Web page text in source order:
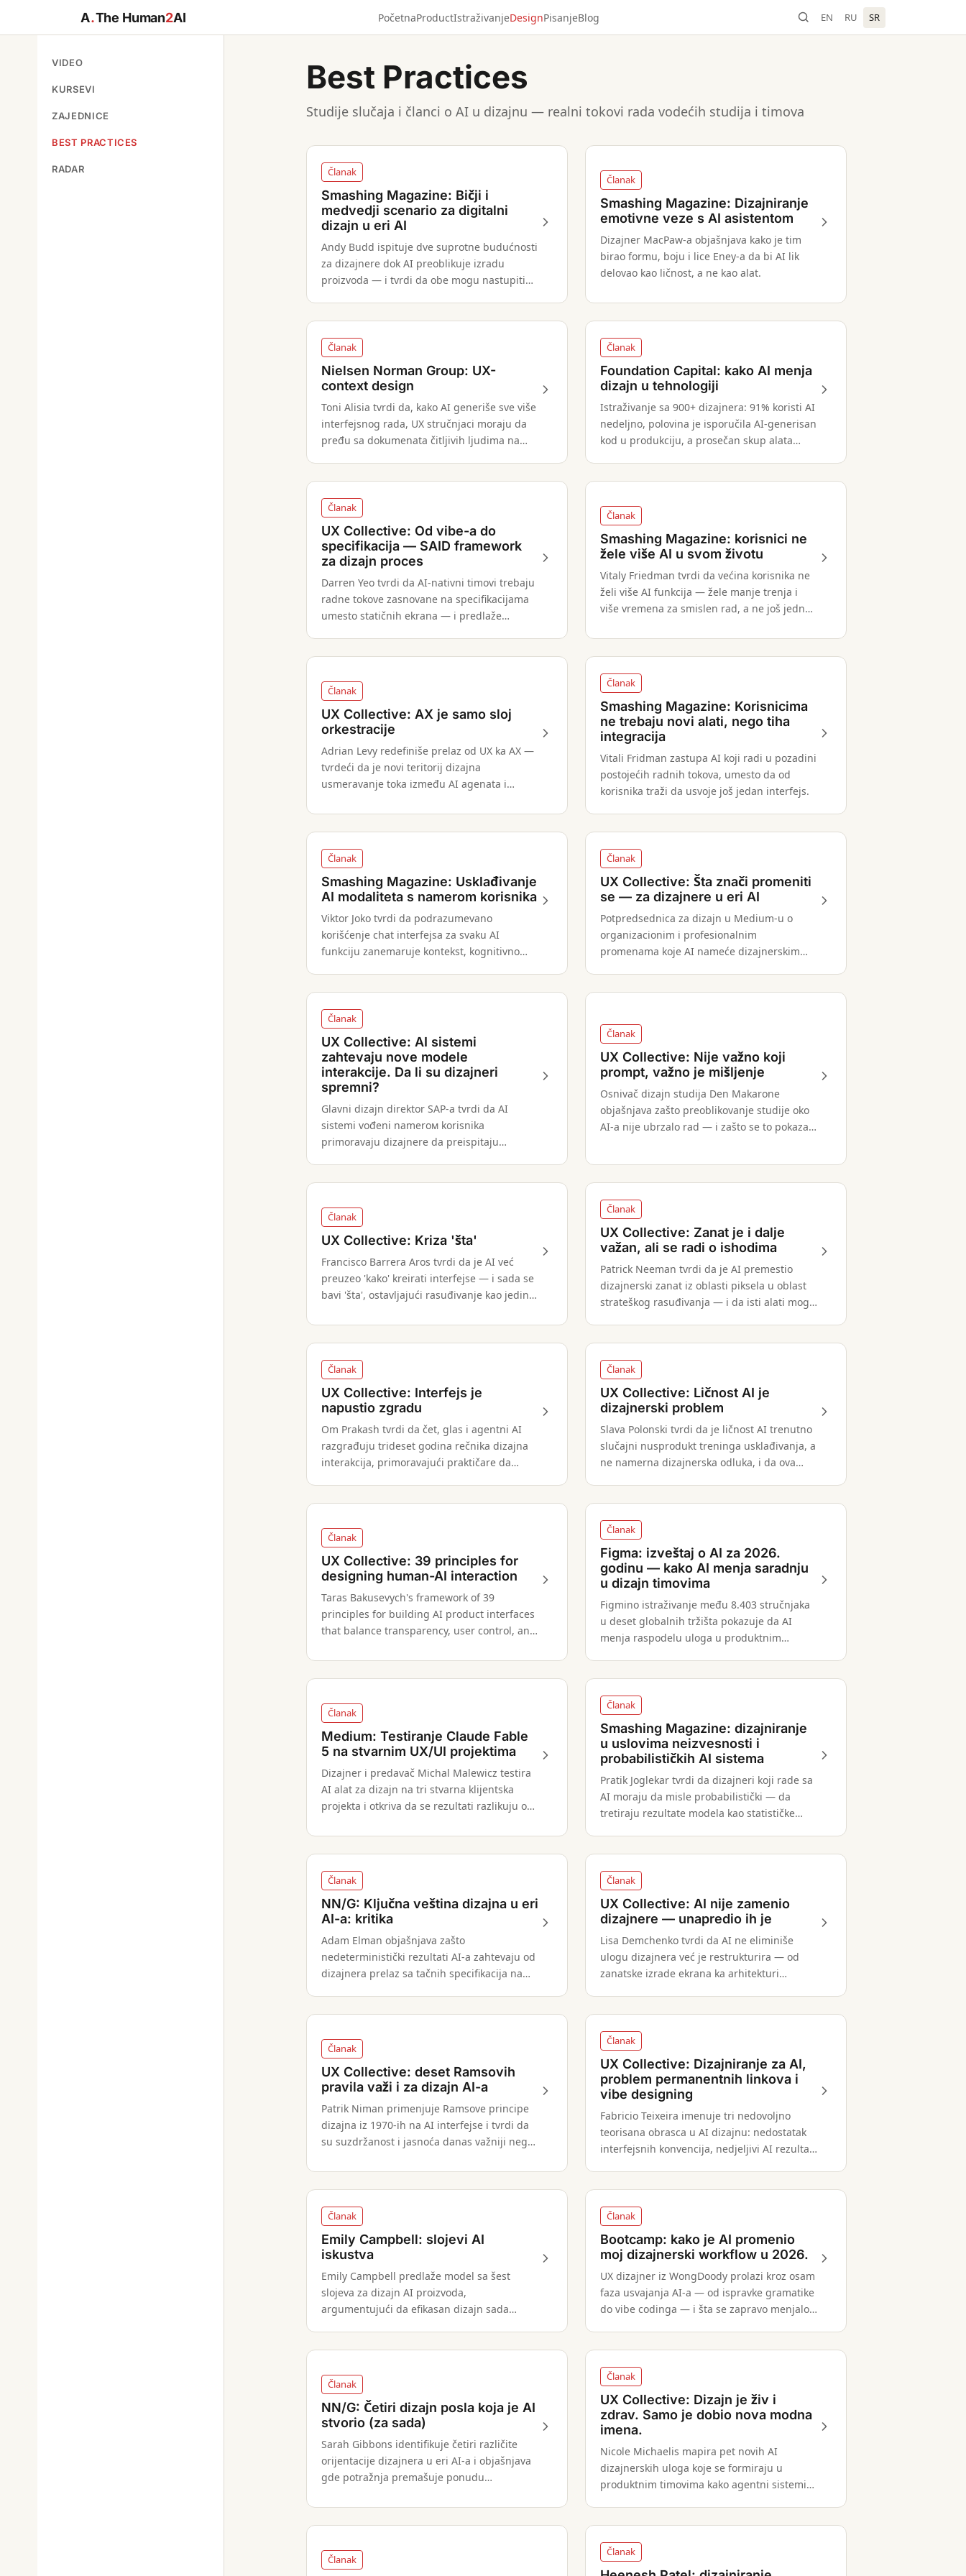
A.The Human2AI PočetnaProductIstraživanjeDesignPisanjeBlog EN RU SR
VIDEO
KURSEVI
ZAJEDNICE
BEST PRACTICES
RADAR
Best Practices
Studije slučaja i članci o AI u dizajnu — realni tokovi rada vodećih studija i timova
Članak
Smashing Magazine: Bičji i
medvedji scenario za digitalni
dizajn u eri AI
Andy Budd ispituje dve suprotne budućnosti
za dizajnere dok AI preoblikuje izradu
proizvoda — i tvrdi da obe mogu nastupiti
Članak
Smashing Magazine: Dizajniranje
emotivne veze s AI asistentom
Dizajner MacPaw-a objašnjava kako je tim
birao formu, boju i lice Eney-a da bi AI lik
delovao kao ličnost, a ne kao alat.
Članak
Nielsen Norman Group: UX-
context design
Toni Alisia tvrdi da, kako AI generiše sve više
interfejsnog rada, UX stručnjaci moraju da
pređu sa dokumenata čitljivih ljudima na
Članak
Foundation Capital: kako AI menja
dizajn u tehnologiji
Istraživanje sa 900+ dizajnera: 91% koristi AI
nedeljno, polovina je isporučila AI-generisan
kod u produkciju, a prosečan skup alata
Članak
UX Collective: Od vibe-a do
specifikacija — SAID framework
za dizajn proces
Darren Yeo tvrdi da AI-nativni timovi trebaju
radne tokove zasnovane na specifikacijama
umesto statičnih ekrana — i predlaže
Članak
Smashing Magazine: korisnici ne
žele više AI u svom životu
Vitaly Friedman tvrdi da većina korisnika ne
želi više AI funkcija — žele manje trenja i
više vremena za smislen rad, a ne još jednu
Članak
UX Collective: AX je samo sloj
orkestracije
Adrian Levy redefiniše prelaz od UX ka AX —
tvrdeći da je novi teritorij dizajna
usmeravanje toka između AI agenata i
interfejsa.
Članak
Smashing Magazine: Korisnicima
ne trebaju novi alati, nego tiha
integracija
Vitali Fridman zastupa AI koji radi u pozadini
postojećih radnih tokova, umesto da od
korisnika traži da usvoje još jedan interfejs.
Članak
Smashing Magazine: Usklađivanje
AI modaliteta s namerom korisnika
Viktor Joko tvrdi da podrazumevano
korišćenje chat interfejsa za svaku AI
funkciju zanemaruje kontekst, kognitivno
Članak
UX Collective: Šta znači promeniti
se — za dizajnere u eri AI
Potpredsednica za dizajn u Medium-u o
organizacionim i profesionalnim
promenama koje AI nameće dizajnerskim
Članak
UX Collective: AI sistemi
zahtevaju nove modele
interakcije. Da li su dizajneri
spremni?
Glavni dizajn direktor SAP-a tvrdi da AI
sistemi vođeni nameroм korisnika
primoravaju dizajnere da preispitaju
Članak
UX Collective: Nije važno koji
prompt, važno je mišljenje
Osnivač dizajn studija Den Makarone
objašnjava zašto preoblikovanje studije oko
AI-a nije ubrzalo rad — i zašto se to pokazalo
Članak
UX Collective: Kriza 'šta'
Francisco Barrera Aros tvrdi da je AI već
preuzeo 'kako' kreirati interfejse — i sada se
bavi 'šta', ostavljajući rasuđivanje kao jedini
Članak
UX Collective: Zanat je i dalje
važan, ali se radi o ishodima
Patrick Neeman tvrdi da je AI premestio
dizajnerski zanat iz oblasti piksela u oblast
strateškog rasuđivanja — i da isti alati mogu
Članak
UX Collective: Interfejs je
napustio zgradu
Om Prakash tvrdi da čet, glas i agentni AI
razgrađuju trideset godina rečnika dizajna
interakcija, primoravajući praktičare da
Članak
UX Collective: Ličnost AI je
dizajnerski problem
Slava Polonski tvrdi da je ličnost AI trenutno
slučajni nusprodukt treninga usklađivanja, a
ne namerna dizajnerska odluka, i da ova
Članak
UX Collective: 39 principles for
designing human-AI interaction
Taras Bakusevych's framework of 39
principles for building AI product interfaces
that balance transparency, user control, and
Članak
Figma: izveštaj o AI za 2026.
godinu — kako AI menja saradnju
u dizajn timovima
Figmino istraživanje među 8.403 stručnjaka
u deset globalnih tržišta pokazuje da AI
menja raspodelu uloga u produktnim
Članak
Medium: Testiranje Claude Fable
5 na stvarnim UX/UI projektima
Dizajner i predavač Michal Malewicz testira
AI alat za dizajn na tri stvarna klijentska
projekta i otkriva da se rezultati razlikuju od
Članak
Smashing Magazine: dizajniranje
u uslovima neizvesnosti i
probabilističkih AI sistema
Pratik Joglekar tvrdi da dizajneri koji rade sa
AI moraju da misle probabilistički — da
tretiraju rezultate modela kao statističke
Članak
NN/G: Ključna veština dizajna u eri
AI-a: kritika
Adam Elman objašnjava zašto
nedeterministički rezultati AI-a zahtevaju od
dizajnera prelaz sa tačnih specifikacija na
Članak
UX Collective: AI nije zamenio
dizajnere — unapredio ih je
Lisa Demchenko tvrdi da AI ne eliminiše
ulogu dizajnera već je restrukturira — od
zanatske izrade ekrana ka arhitekturi
Članak
UX Collective: deset Ramsovih
pravila važi i za dizajn AI-a
Patrik Niman primenjuje Ramsove principe
dizajna iz 1970-ih na AI interfejse i tvrdi da
su suzdržanost i jasnoća danas važniji nego
Članak
UX Collective: Dizajniranje za AI,
problem permanentnih linkova i
vibe designing
Fabricio Teixeira imenuje tri nedovoljno
teorisana obrasca u AI dizajnu: nedostatak
interfejsnih konvencija, nedjeljivi AI rezultati
Članak
Emily Campbell: slojevi AI
iskustva
Emily Campbell predlaže model sa šest
slojeva za dizajn AI proizvoda,
argumentujući da efikasan dizajn sada
Članak
Bootcamp: kako je AI promenio
moj dizajnerski workflow u 2026.
UX dizajner iz WongDoody prolazi kroz osam
faza usvajanja AI-a — od ispravke gramatike
do vibe codinga — i šta se zapravo menjalo
Članak
NN/G: Četiri dizajn posla koja je AI
stvorio (za sada)
Sarah Gibbons identifikuje četiri različite
orijentacije dizajnera u eri AI-a i objašnjava
gde potražnja premašuje ponudu
Članak
UX Collective: Dizajn je živ i
zdrav. Samo je dobio nova modna
imena.
Nicole Michaelis mapira pet novih AI
dizajnerskih uloga koje se formiraju u
produktnim timovima kako agentni sistemi
Članak
Članak